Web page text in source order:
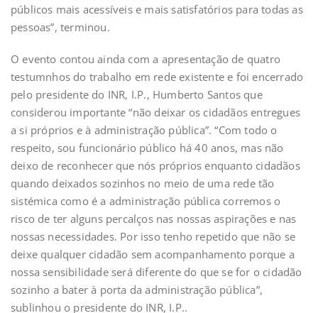
públicos mais acessíveis e mais satisfatórios para todas as
pessoas”, terminou.
O evento contou ainda com a apresentação de quatro
testumnhos do trabalho em rede existente e foi encerrado
pelo presidente do INR, I.P., Humberto Santos que
considerou importante “não deixar os cidadãos entregues
a si próprios e à administração pública”. “Com todo o
respeito, sou funcionário público há 40 anos, mas não
deixo de reconhecer que nós próprios enquanto cidadãos
quando deixados sozinhos no meio de uma rede tão
sistémica como é a administração pública corremos o
risco de ter alguns percalços nas nossas aspirações e nas
nossas necessidades. Por isso tenho repetido que não se
deixe qualquer cidadão sem acompanhamento porque a
nossa sensibilidade será diferente do que se for o cidadão
sozinho a bater à porta da administração pública”,
sublinhou o presidente do INR, I.P..